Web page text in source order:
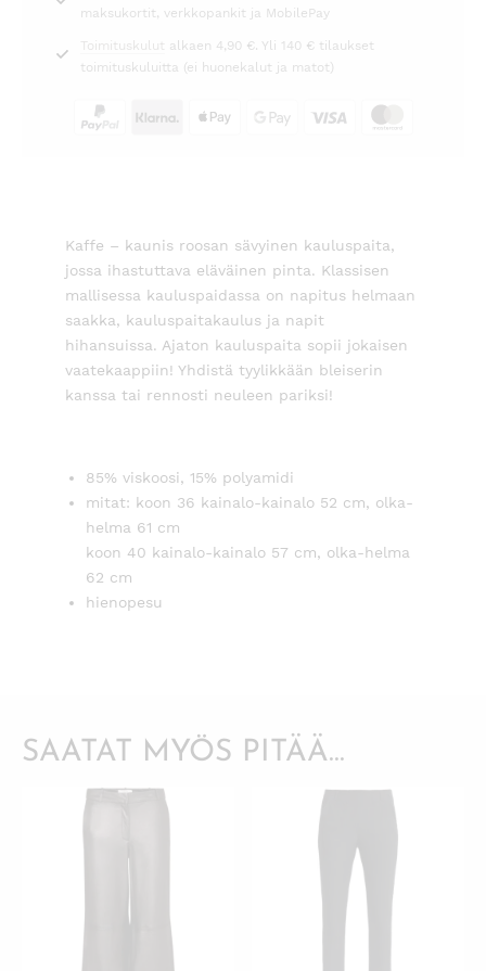
maksukortit, verkkopankit ja MobilePay
Toimituskulut alkaen 4,90 €. Yli 140 € tilaukset
toimituskuluitta (ei huonekalut ja matot)
Kaffe – kaunis roosan sävyinen kauluspaita,
jossa ihastuttava eläväinen pinta. Klassisen
mallisessa kauluspaidassa on napitus helmaan
saakka, kauluspaitakaulus ja napit
hihansuissa. Ajaton kauluspaita sopii jokaisen
vaatekaappiin! Yhdistä tyylikkään bleiserin
kanssa tai rennosti neuleen pariksi!
85% viskoosi, 15% polyamidi
mitat: koon 36 kainalo-kainalo 52 cm, olka-
helma 61 cm
koon 40 kainalo-kainalo 57 cm, olka-helma
62 cm
hienopesu
SAATAT MYÖS PITÄÄ...
KATSO PIKANÄKYMÄ